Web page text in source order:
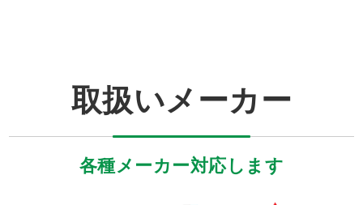
取扱いメーカー
各種メーカー対応します